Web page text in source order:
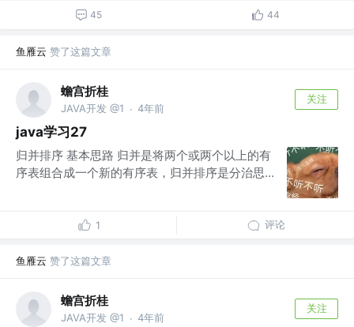
45 44
鱼雁云 赞了这篇文章
蟾宫折桂
JAVA开发 @1 · 4年前
关注
java学习27
归并排序 基本思路 归并是将两个或两个以上的有
序表组合成一个新的有序表，归并排序是分治思...
1 评论
鱼雁云 赞了这篇文章
蟾宫折桂
JAVA开发 @1 · 4年前
关注